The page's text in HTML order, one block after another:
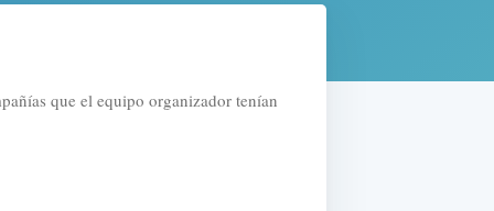
que el equipo organizador tenían